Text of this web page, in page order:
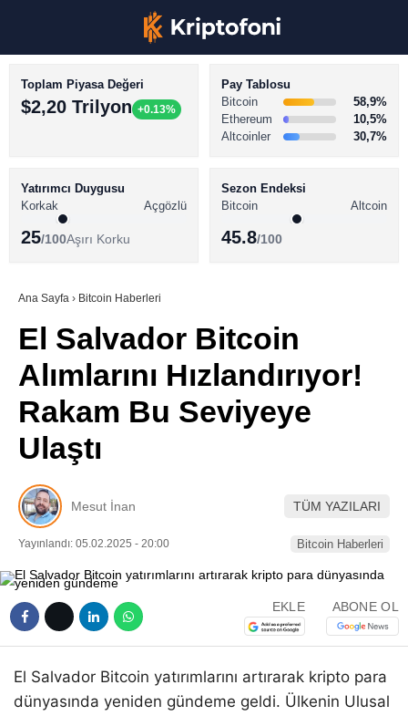
Youtube
TikTok
Pinterest
BİTCOİN HABERLERİ
ALTCOİN HABERLERİ
SÖZLÜK
Toplam Piyasa Değeri
$2,20 Trilyon +0.13%
Pay Tablosu
Bitcoin
58,9%
Ethereum
10,5%
Altcoinler
30,7%
Yatırımcı Duygusu
Korkak
Açgözlü
25/100Aşırı Korku
Sezon Endeksi
Bitcoin
Altcoin
45.8/100
Ana Sayfa › Bitcoin Haberleri
El Salvador Bitcoin
Alımlarını Hızlandırıyor!
Rakam Bu Seviyeye
Ulaştı
Mesut İnan TÜM YAZILARI
Yayınlandı: 05.02.2025 - 20:00 Bitcoin Haberleri
EKLE ABONE OL
El Salvador Bitcoin yatırımlarını artırarak kripto para
dünyasında yeniden gündeme geldi. Ülkenin Ulusal